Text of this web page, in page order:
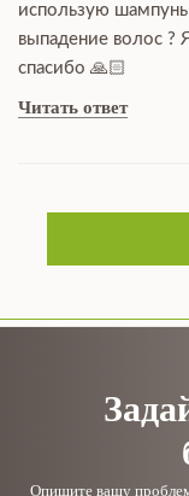
использую шампунь
выпадение волос ?
спасибо 🙏🏻
Читать ответ
Опишите вашу